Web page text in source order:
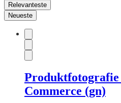
Relevanteste
Neueste
Commerce (gn)